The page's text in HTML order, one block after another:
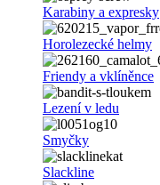
Karabiny a expresky
Horolezecké helmy
Friendy a vklíněnce
Lezení v ledu
Smyčky
Slackline